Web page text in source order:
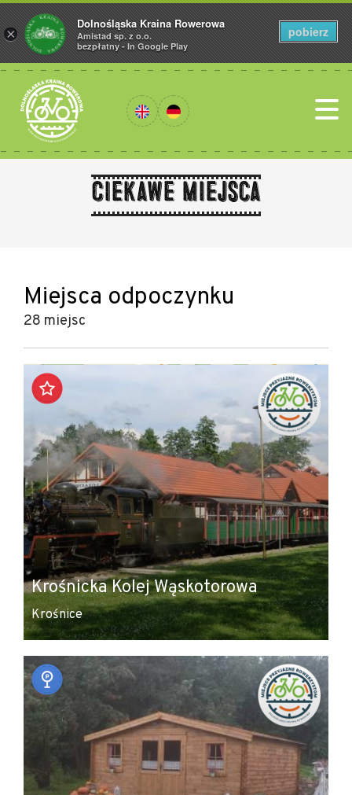
Ciekawe miejsca
Miejsca odpoczynku
28 miejsc
+
−
Krośnicka Kolej Wąskotorowa
Krośnice
×
Dolnośląska Kraina Rowerowa
Amistad sp. z o.o.
bezpłatny - In Google Play
pobierz